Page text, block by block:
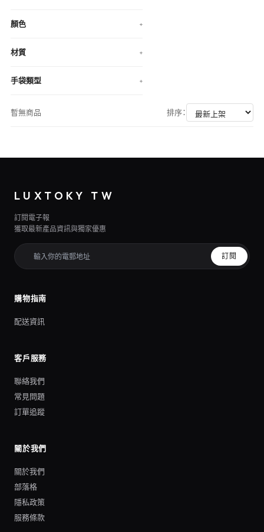
顏色 +
材質 +
手袋類型 +
暫無商品 排序：
LUXTOKY TW
訂閱電子報
獲取最新產品資訊與獨家優惠
訂閱
購物指南
配送資訊
客戶服務
聯絡我們
常見問題
訂單追蹤
關於我們
關於我們
部落格
隱私政策
服務條款